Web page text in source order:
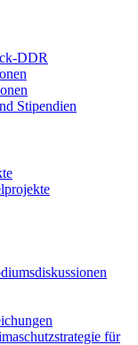
DDR
Stipendien
für